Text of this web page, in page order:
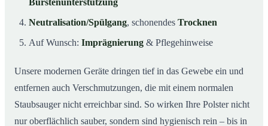
Neutralisation/Spülgang, schonendes Trocknen
Auf Wunsch: Imprägnierung & Pflegehinweise
Unsere modernen Geräte dringen tief in das Gewebe ein und
entfernen auch Verschmutzungen, die mit einem normalen
Staubsauger nicht erreichbar sind. So wirken Ihre Polster nicht
nur oberflächlich sauber, sondern sind hygienisch rein – bis in